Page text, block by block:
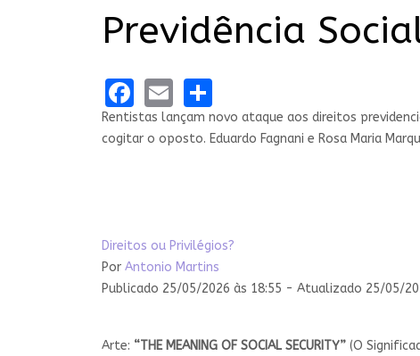
Previdência
Facebook
Email
Rentistas lançam novo ataque aos direitos
cogitar o oposto. Eduardo Fagnani e Rosa Maria
Direitos ou Privilégios?
Por Antonio Martins
Publicado 25/05/2026 às 18:55 - Atualizado 25/05/
Arte: “THE MEANING OF SOCIAL SECURITY” (O